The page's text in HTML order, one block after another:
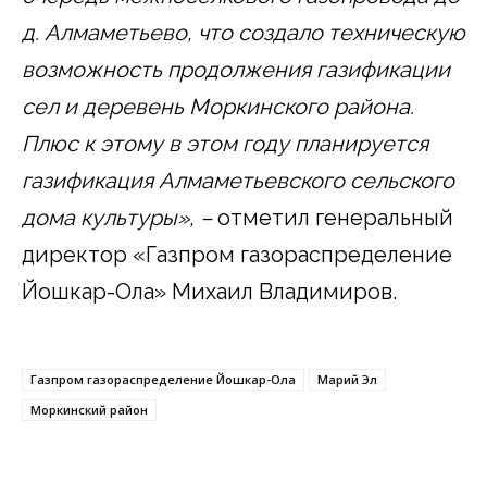
д. Алмаметьево, что создало техническую
возможность продолжения газификации
сел и деревень Моркинского района.
Плюс к этому в этом году планируется
газификация Алмаметьевского сельского
дома культуры», –отметил генеральный
директор «Газпром газораспределение
Йошкар-Ола» Михаил Владимиров.
Газпром газораспределение Йошкар-Ола
Марий Эл
Моркинский район